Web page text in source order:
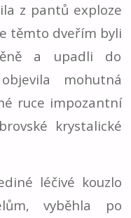
z pantů exploze
těmto dveřím byli
a upadli do
mohutná
ruce impozantní
krystalické
léčivé kouzlo
vyběhla po